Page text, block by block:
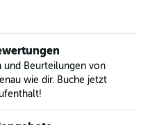
und Beurteilungen von
wie dir. Buche jetzt